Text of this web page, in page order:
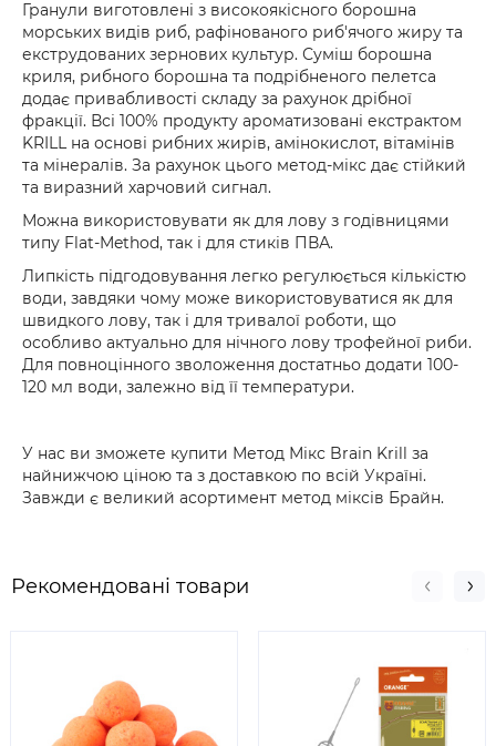
Гранули виготовлені з високоякісного борошна
морських видів риб, рафінованого риб'ячого жиру та
екструдованих зернових культур. Суміш борошна
криля, рибного борошна та подрібненого пелетса
додає привабливості складу за рахунок дрібної
фракції. Всі 100% продукту ароматизовані екстрактом
KRILL на основі рибних жирів, амінокислот, вітамінів
та мінералів. За рахунок цього метод-мікс дає стійкий
та виразний харчовий сигнал.
Можна використовувати як для лову з годівницями
типу Flat-Method, так і для стиків ПВА.
Липкість підгодовування легко регулюється кількістю
води, завдяки чому може використовуватися як для
швидкого лову, так і для тривалої роботи, що
особливо актуально для нічного лову трофейної риби.
Для повноцінного зволоження достатньо додати 100-
120 мл води, залежно від її температури.
У нас ви зможете купити Метод Мікс Brain Krill за
найнижчою ціною та з доставкою по всій Україні.
Завжди є великий асортимент метод міксів Брайн.
Рекомендовані товари